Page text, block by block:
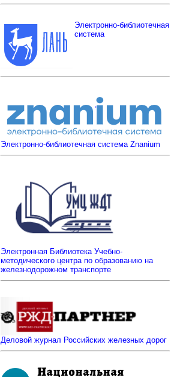
Электронно-библиотечная
система
Электронно-библиотечная система Znanium
Электронная Библиотека Учебно-
методического центра по образованию на
железнодорожном транспорте
Деловой журнал Российских железных дорог